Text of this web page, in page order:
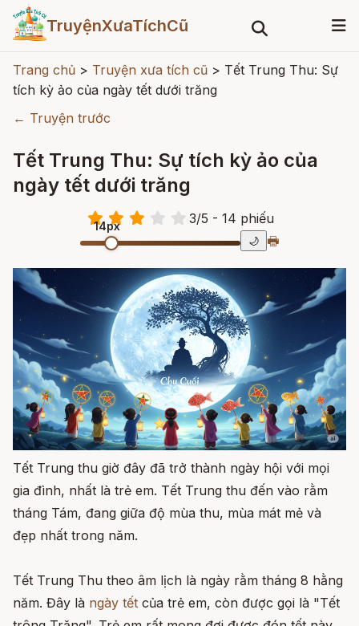
TruyệnXưaTíchCũ
Trang chủ > Truyện xưa tích cũ > Tết Trung Thu: Sự
tích kỳ ảo của ngày tết dưới trăng
← Truyện trước
Tết Trung Thu: Sự tích kỳ ảo của
ngày tết dưới trăng
3/5 - 14 phiếu
14px
🌙 🖶
Tết Trung thu giờ đây đã trở thành ngày hội với mọi
gia đình, nhất là trẻ em. Tết Trung thu đến vào rằm
tháng Tám, đang giữa độ mùa thu, mùa mát mẻ và
đẹp nhất trong năm.
Tết Trung Thu theo âm lịch là ngày rằm tháng 8 hằng
năm. Đây là ngày tết của trẻ em, còn được gọi là "Tết